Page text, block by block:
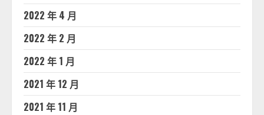
2022 年 4 月
2022 年 2 月
2022 年 1 月
2021 年 12 月
2021 年 11 月